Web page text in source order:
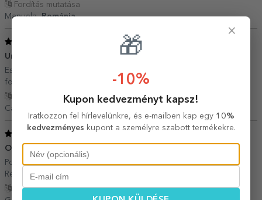
Fordítás mutatása
Manuela,Románia
Un cadou frumos
Este exact cum mi-am dorit. Detaliile sunt exacte și pozele sunt
foarte bune
Fordítás mutatása
Carmen Stan,
5
O achiziție inspirată
Pozele clare si per ansamblu, arata foarte bine lucrat. De efect.
Recomand. Mulțumesc StarGift. ??
Fordítás mutatása
×
🎁
-10%
Kupon kedvezményt kapsz!
Iratkozzon fel hírlevelünkre, és e-mailben kap egy 10%
kedvezményes kupont a személyre szabott termékekre.